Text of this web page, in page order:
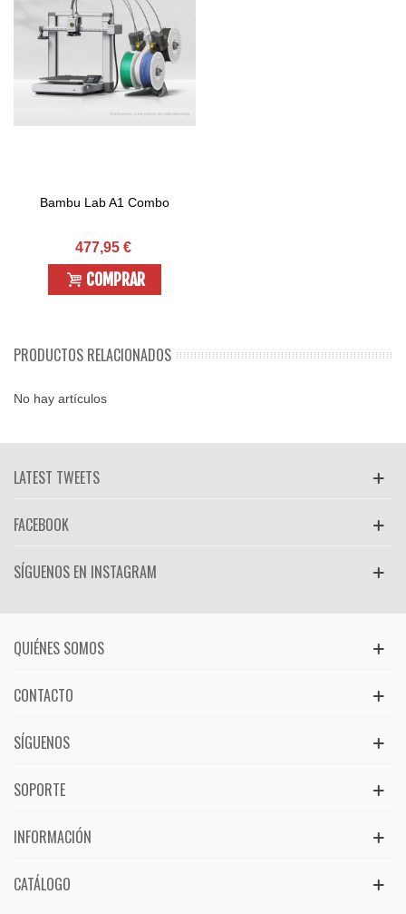
Bambu Lab A1 Combo
477,95 €
COMPRAR
PRODUCTOS RELACIONADOS
No hay artículos
LATEST TWEETS
FACEBOOK
SÍGUENOS EN INSTAGRAM
QUIÉNES SOMOS
CONTACTO
SÍGUENOS
SOPORTE
INFORMACIÓN
CATÁLOGO